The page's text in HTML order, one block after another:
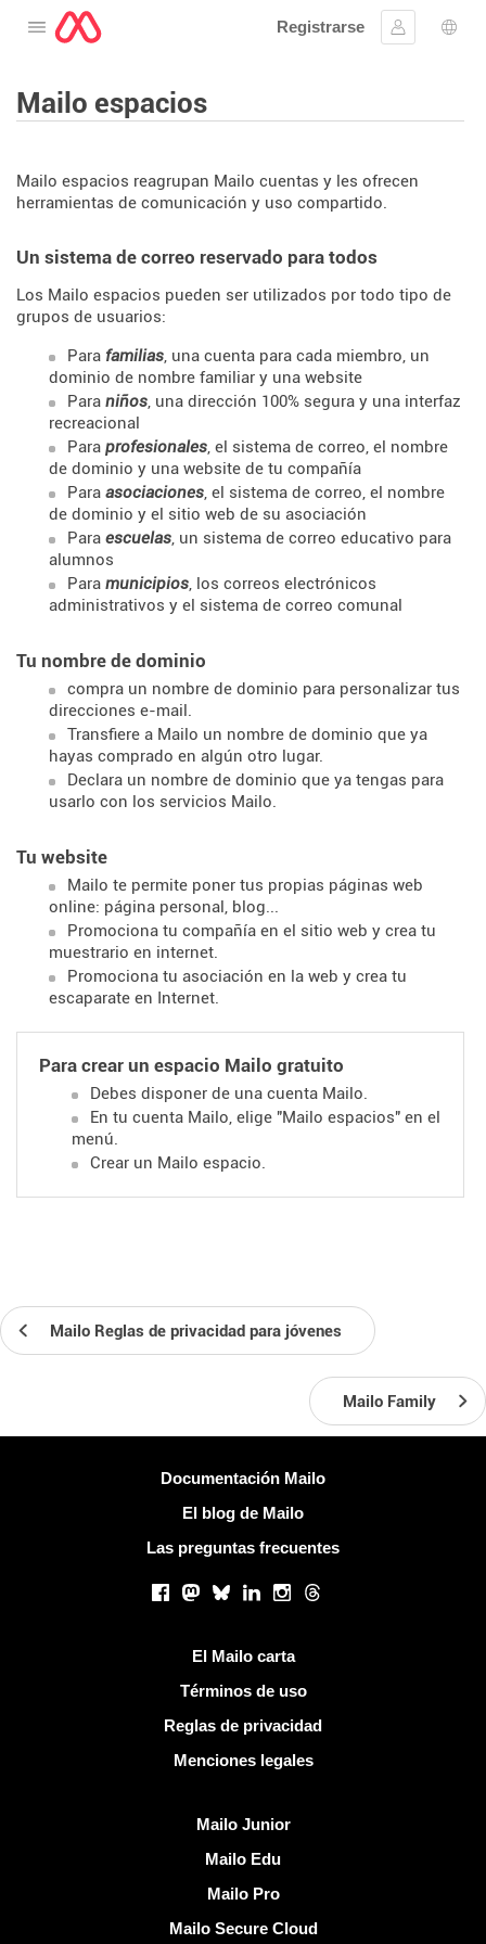
Abre el menú
Registrarse
Ingresar
Mailo espacios
Mailo espacios reagrupan Mailo cuentas y les ofrecen
herramientas de comunicación y uso compartido.
Un sistema de correo reservado para todos
Los Mailo espacios pueden ser utilizados por todo tipo de
grupos de usuarios:
Para familias, una cuenta para cada miembro, un
dominio de nombre familiar y una website
Para niños, una dirección 100% segura y una interfaz
recreacional
Para profesionales, el sistema de correo, el nombre
de dominio y una website de tu compañía
Para asociaciones, el sistema de correo, el nombre
de dominio y el sitio web de su asociación
Para escuelas, un sistema de correo educativo para
alumnos
Para municipios, los correos electrónicos
administrativos y el sistema de correo comunal
Tu nombre de dominio
compra un nombre de dominio para personalizar tus
direcciones e-mail.
Transfiere a Mailo un nombre de dominio que ya
hayas comprado en algún otro lugar.
Declara un nombre de dominio que ya tengas para
usarlo con los servicios Mailo.
Tu website
Mailo te permite poner tus propias páginas web
online: página personal, blog...
Promociona tu compañía en el sitio web y crea tu
muestrario en internet.
Promociona tu asociación en la web y crea tu
escaparate en Internet.
Para crear un espacio Mailo gratuito
Debes disponer de una cuenta Mailo.
En tu cuenta Mailo, elige "Mailo espacios" en el
menú.
Crear un Mailo espacio.
Mailo Reglas de privacidad para jóvenes
Mailo Family
Documentación Mailo
El blog de Mailo
Las preguntas frecuentes
Facebook
Mastodon
BlueskyLinkedInInstagram
Threads
El Mailo carta
Términos de uso
Reglas de privacidad
Menciones legales
Mailo Junior
Mailo Edu
Mailo Pro
Mailo Secure Cloud